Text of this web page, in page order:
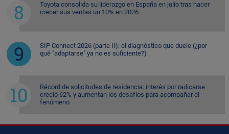
Toyota consolida su liderazgo en España en julio tras hacer
crecer sus ventas un 10% en 2026
SIP Connect 2026 (parte II): el diagnóstico que duele (¿por
qué "adaptarse" ya no es suficiente?)
Récord de solicitudes de residencia: interés por radicarse
creció 62% y aumentan los desafíos para acompañar el
fenómeno